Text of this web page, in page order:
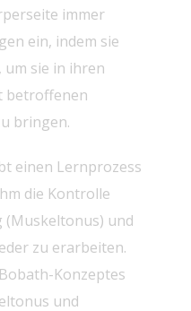
immer
ein, indem sie
sie in ihren
betroffenen
bringen.
einen Lernprozess
die Kontrolle
(Muskeltonus) und
zu erarbeiten.
Konzeptes
und